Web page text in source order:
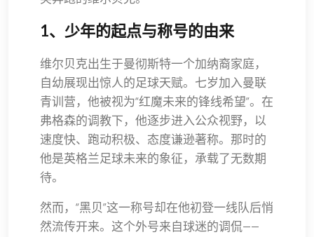
1、少年的起点与称号的由来
维尔贝克出生于曼彻斯特一个加纳裔家庭，
自幼展现出惊人的足球天赋。七岁加入曼联
青训营，他被视为“红魔未来的锋线希望”。在
弗格森的调教下，他逐步进入公众视野，以
速度快、跑动积极、态度谦逊著称。那时的
他是英格兰足球未来的象征，承载了无数期
待。
然而，“黑贝”这一称号却在他初登一线队后悄
然流传开来。这个外号来自球迷的调侃——